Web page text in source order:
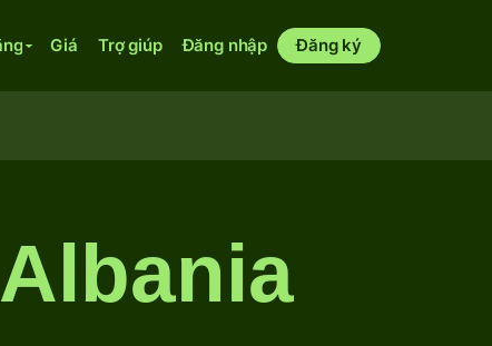
Giá Trợ giúp Đăng nhập Đăng ký